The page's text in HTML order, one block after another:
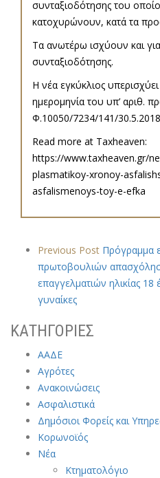
συνταξιοδότησης του
κατοχυρώνουν, κατά τα
Τα ανωτέρω ισχύουν και για
συνταξιοδότησης.
Η νέα εγκύκλιος
ημερομηνία του υπ’ αριθ.
Φ.10050/7234/141/
Read more at Taxheaven:
https://www.taxheaven.gr/
plasmatikoy-xronoy-
asfalismenoys-toy-e-efka
Previous Post Πρόγραμμα
πρωτοβουλιών
επαγγελματιών ηλικίας
γυναίκες
ΚΑΤΗΓΟΡΙΕΣ
ΑΑΔΕ
Αγρότες
Ανακοινώσεις
Ασφαλιστικά
Δημόσιοι Φορείς και
Κορωνοϊός
Νέα
Κτηματολόγιο